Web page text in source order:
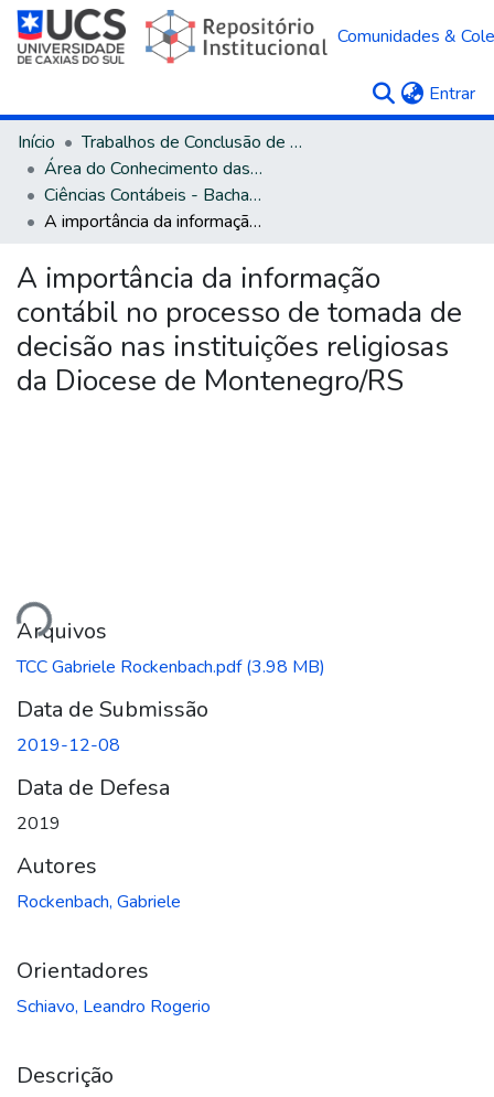
Comunidades &
Entrar
Início
Trabalhos de Conclusão de Curso
Área do Conhecimento das Ciências Sociais Aplicadas
Ciências Contábeis - Bacharelado
A importância da informação contábil no processo de tomada de decisão nas instituições religiosas da Diocese de Montenegro/RS
A importância da informação
contábil no processo de tomada de
decisão nas instituições religiosas
da Diocese de Montenegro/RS
Arquivos
TCC Gabriele Rockenbach.pdf(3.98 MB)
Data de Submissão
2019-12-08
Data de Defesa
2019
Autores
Rockenbach, Gabriele
Orientadores
Schiavo, Leandro Rogerio
Descrição